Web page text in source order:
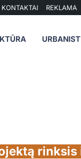
KONTAKTAI REKLAMA
rinksis